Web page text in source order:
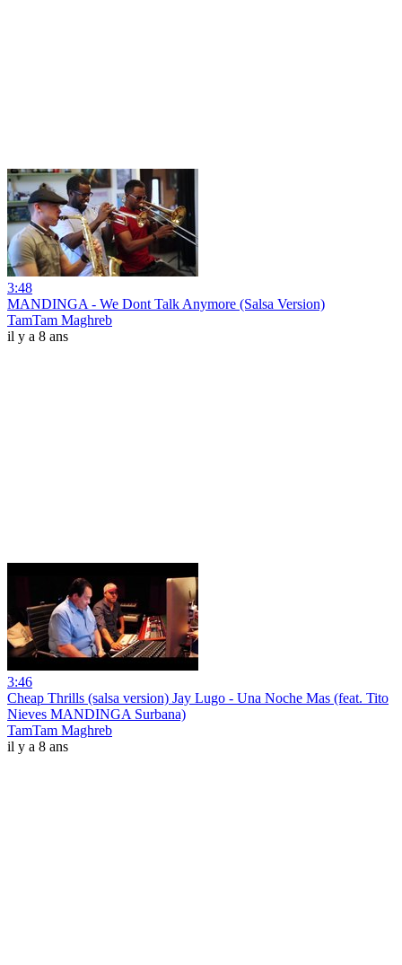
3:48
MANDINGA - We Dont Talk Anymore (Salsa Version)
TamTam Maghreb
il y a 8 ans
3:46
Cheap Thrills (salsa version) Jay Lugo - Una Noche Mas (feat. Tito
Nieves MANDINGA Surbana)
TamTam Maghreb
il y a 8 ans